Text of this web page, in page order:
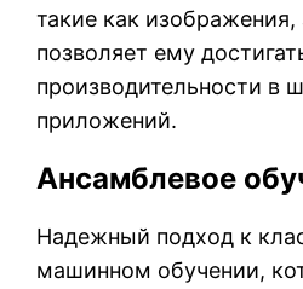
такие как изображения,
позволяет ему
производительности в
приложений.
Ансамблевое
Надежный подход к
машинном обучении,